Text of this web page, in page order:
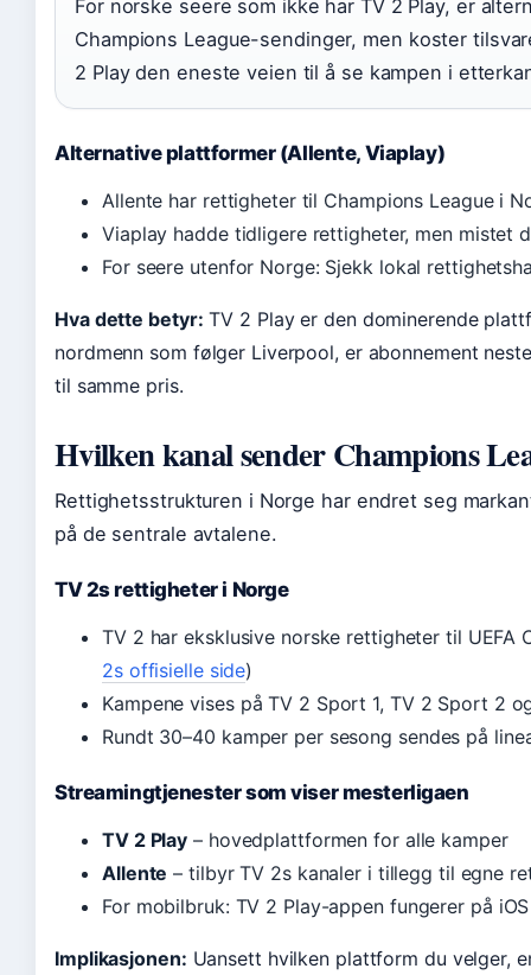
For norske seere som ikke har TV 2 Play, er
Champions League-sendinger, men koster
2 Play den eneste veien til å se kampen i
Alternative plattformer (Allente, Viaplay)
Allente har rettigheter til Champions League i
Viaplay hadde tidligere rettigheter, men mistet
For seere utenfor Norge: Sjekk lokal
Hva dette betyr: TV 2 Play er den dominerende
nordmenn som følger Liverpool, er abonnement
til samme pris.
Hvilken kanal sender Champions
Rettighetsstrukturen i Norge har endret seg
på de sentrale avtalene.
TV 2s rettigheter i Norge
TV 2 har eksklusive norske rettigheter til
2s offisielle side)
Kampene vises på TV 2 Sport 1, TV 2 Sport 2
Rundt 30–40 kamper per sesong sendes på
Streamingtjenester som viser mesterligaen
TV 2 Play – hovedplattformen for alle kamper
Allente – tilbyr TV 2s kanaler i tillegg til egne
For mobilbruk: TV 2 Play-appen fungerer på
Implikasjonen: Uansett hvilken plattform du velger,